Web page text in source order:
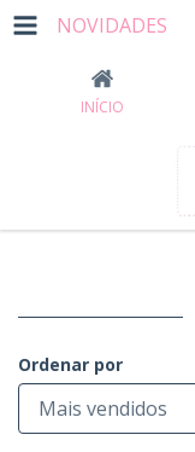
NOVIDADES
INÍCIO
Ordenar por